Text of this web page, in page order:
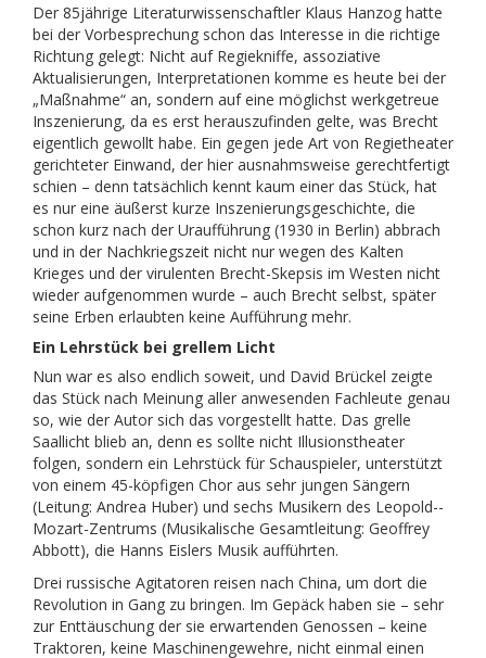
Der 85jährige Literaturwissenschaftler Klaus Hanzog hatte
bei der Vorbesprechung schon das Interesse in die richtige
Richtung gelegt: Nicht auf Regiekniffe, assoziative
Aktualisierungen, Interpretationen komme es heute bei der
„Maßnahme“ an, sondern auf eine möglichst werkgetreue
Inszenierung, da es erst herauszufinden gelte, was Brecht
eigentlich gewollt habe. Ein gegen jede Art von Regietheater
gerichteter Einwand, der hier ausnahmsweise gerechtfertigt
schien – denn tatsächlich kennt kaum einer das Stück, hat
es nur eine äußerst kurze Inszenierungsgeschichte, die
schon kurz nach der Uraufführung (1930 in Berlin) abbrach
und in der Nachkriegszeit nicht nur wegen des Kalten
Krieges und der virulenten Brecht-Skepsis im Westen nicht
wieder aufgenommen wurde – auch Brecht selbst, später
seine Erben erlaubten keine Aufführung mehr.
Ein Lehrstück bei grellem Licht
Nun war es also endlich soweit, und David Brückel zeigte
das Stück nach Meinung aller anwesenden Fachleute genau
so, wie der Autor sich das vorgestellt hatte. Das grelle
Saallicht blieb an, denn es sollte nicht Illusionstheater
folgen, sondern ein Lehrstück für Schauspieler, unterstützt
von einem 45-köpfigen Chor aus sehr jungen Sängern
(Leitung: Andrea Huber) und sechs Musikern des Leopold-­
Mozart-Zentrums (Musikalische Gesamtleitung: Geoffrey
Abbott), die Hanns Eislers Musik aufführten.
Drei russische Agitatoren reisen nach China, um dort die
Revolution in Gang zu bringen. Im Gepäck haben sie – sehr
zur Enttäuschung der sie erwartenden Genossen – keine
Traktoren, keine Maschinengewehre, nicht einmal einen